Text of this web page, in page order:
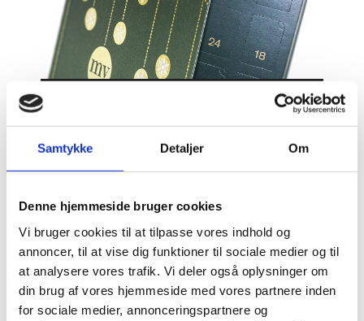
Samtykke Detaljer Om
Denne hjemmeside bruger cookies
Vi bruger cookies til at tilpasse vores indhold og
annoncer, til at vise dig funktioner til sociale medier og til
at analysere vores trafik. Vi deler også oplysninger om
din brug af vores hjemmeside med vores partnere inden
for sociale medier, annonceringspartnere og